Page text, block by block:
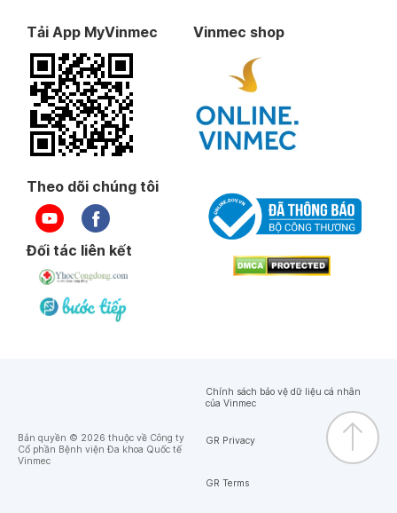
Tải App MyVinmec Vinmec shop
Theo dõi chúng tôi
Đối tác liên kết
Bản quyền © 2026 thuộc về Công ty
Cổ phần Bệnh viện Đa khoa Quốc tế
Vinmec
Chính sách bảo vệ dữ liệu cá nhân
của Vinmec
GR Privacy
GR Terms